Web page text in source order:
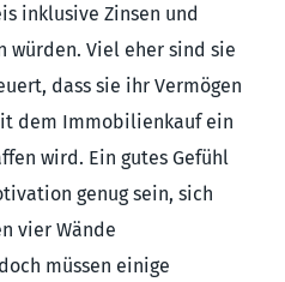
inklusive Zinsen und
würden. Viel eher sind sie
dass sie ihr Vermögen
dem Immobilienkauf ein
wird. Ein gutes Gefühl
genug sein, sich
vier Wände
müssen einige